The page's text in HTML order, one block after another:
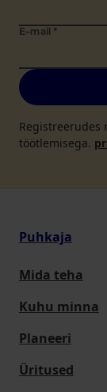
E-mail *
Registreerudes
töötlemisega.
Puhkaja
Mida teha
Kuhu minna
Planeeri
Üritused